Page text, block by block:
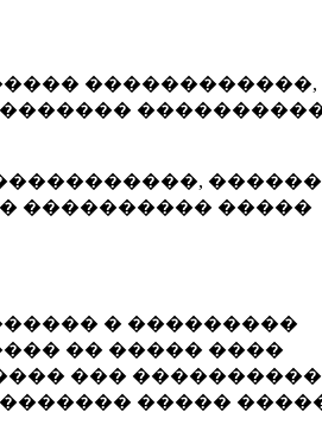
������������,
������
���������� �����
� ���������
�� ����� ����
��� ����������
�����